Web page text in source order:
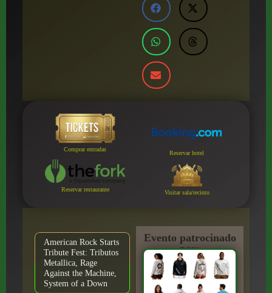
Comprar entradas
Reservar hotel
Reservar restaurante Visitar sala/recinto
American Rock Starts
Tribute Fest: Tributos
Metallica, Rage
Against the Machine,
System of a Down
Evento patrocinado
por: